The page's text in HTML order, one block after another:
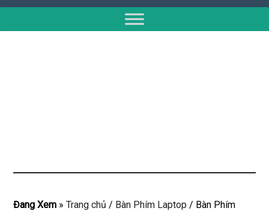
Đang Xem »Trang chủ / Bàn Phím Laptop / Bàn Phím